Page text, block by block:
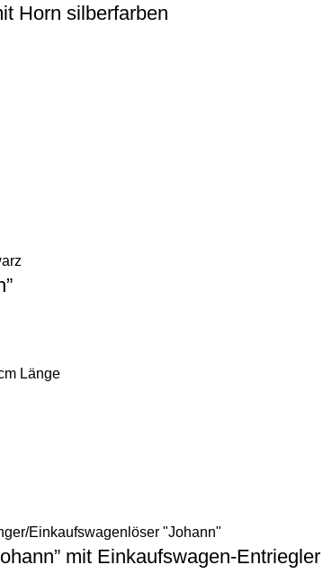
Horn silberfarben
Länge
mit Einkaufswagen-Entriegler